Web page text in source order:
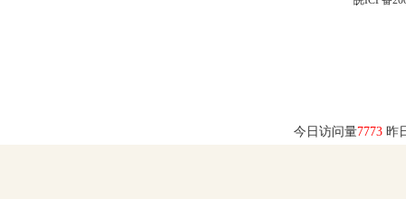
今日访问量7773昨